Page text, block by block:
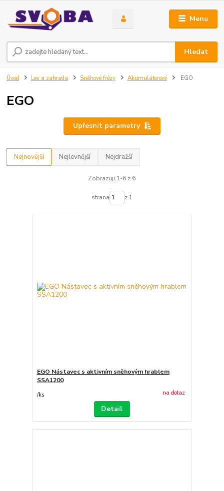
Menu
Hledat
Úvod Les a zahrada Sněhové frézy Akumulátorové EGO
EGO
Upřesnit parametry
Nejnovější Nejlevnější Nejdražší
Zobrazuji 1-6 z 6
strana z 1
EGO Nástavec s aktivním sněhovým hrablem
SSA1200
/ks na dotaz
Detail